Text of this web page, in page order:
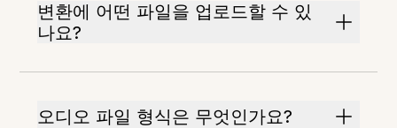
변환에 어떤 파일을 업로드할 수 있
나요?
오디오 파일 형식은 무엇인가요?